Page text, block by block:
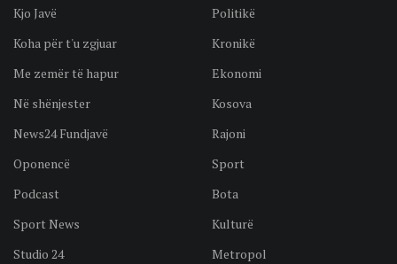
Kjo Javë
Koha për t'u zgjuar
Me zemër të hapur
Në shënjester
News24 Fundjavë
Oponencë
Podcast
Sport News
Studio 24
Politikë
Kronikë
Ekonomi
Kosova
Rajoni
Sport
Bota
Kulturë
Metropol